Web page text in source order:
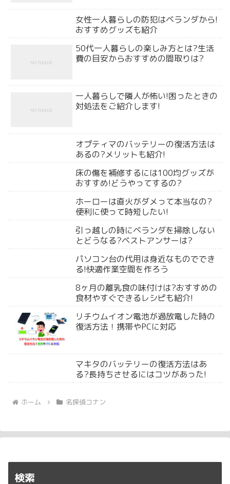
女性一人暮らしの防犯はベランダから!
おすすめグッズも紹介
50代一人暮らしの楽しみ方とは?生活
費の目安からおすすめの間取りは?
一人暮らしで隣人が怖い!困ったときの
対処法をご紹介します!
オプティマのバッテリーの復活方法は
あるの?メリットも紹介!
床の傷を補修するには100均グッズが
おすすめ!どうやってするの?
ホーローは直火がダメって本当なの?
便利に使って時短したい!
引っ越しの時にベランダを掃除しない
とどうなる?ベストアンサーは?
パソコン台の代用は身近なものででき
る!快適作業空間を作ろう
8ヶ月の離乳食の味付けは?おすすめの
食材やすぐできるレシピも紹介!
リチウムイオン電池が過放電した時の
復活方法！携帯やPCに対応
マキタのバッテリーの復活方法はあ
る?長持ちさせるにはコツがあった!
ホーム 名探偵コナン
検索